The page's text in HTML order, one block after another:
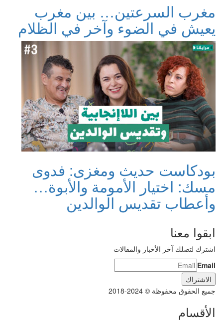
مغرب السرعتين… بين مغرب
يعيش في الضوء وآخر في الظلام
بودكاست حديث ومغزى: فدوى
مسك: اختيار الأمومة والأبوة…
وأعطاب تقديس الوالدين
ابقوا معنا
اشترك لتصلك آخر الأخبار والمقالات
Email
جميع الحقوق محفوظة © 2024-2018
الأقسام